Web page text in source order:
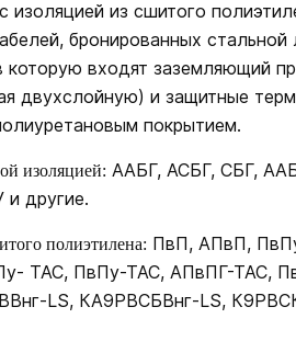
изоляцией из сшитого
бронированных
которую входят заземляющий
двухслойную) и защитные
покрытием.
изоляцией: ААБГ, АСБГ, СБГ,
другие.
полиэтилена: ПвП, АПвП,
ТАС, ПвПу-ТАС, АПвПГ-ТАС,
LS, КА9РВСБВнг-LS,